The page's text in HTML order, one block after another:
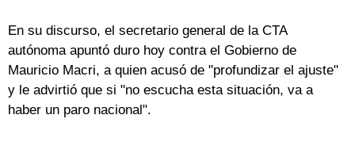
En su discurso, el secretario general de la CTA
autónoma apuntó duro hoy contra el Gobierno de
Mauricio Macri, a quien acusó de "profundizar el ajuste"
y le advirtió que si "no escucha esta situación, va a
haber un paro nacional".